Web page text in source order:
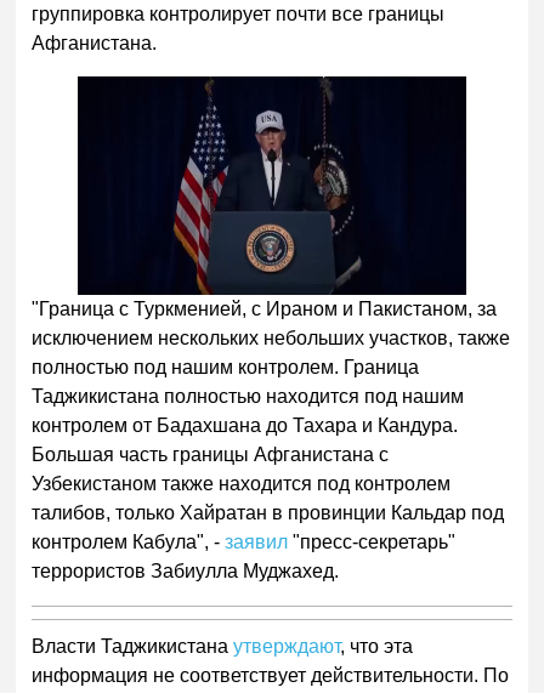
группировка контролирует почти все границы
Афганистана.
Следующее видео через
5
Отмена
"Граница с Туркменией, с Ираном и Пакистаном, за
исключением нескольких небольших участков, также
полностью под нашим контролем. Граница
Таджикистана полностью находится под нашим
контролем от Бадахшана до Тахара и Кандура.
Большая часть границы Афганистана с
Узбекистаном также находится под контролем
талибов, только Хайратан в провинции Кальдар под
контролем Кабула", -заявил "пресс-секретарь"
террористов Забиулла Муджахед.
Власти Таджикистанаутверждают, что эта
информация не соответствует действительности. По